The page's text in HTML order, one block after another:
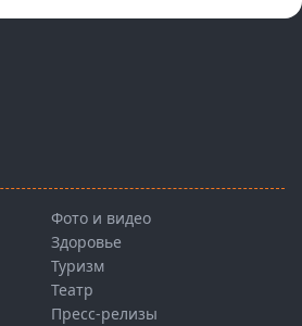
Фото и видео
Здоровье
Туризм
Театр
Пресс-релизы